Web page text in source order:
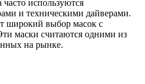
используются
и техническими дайверами.
широкий выбор масок с
маски считаются одними из
на рынке.